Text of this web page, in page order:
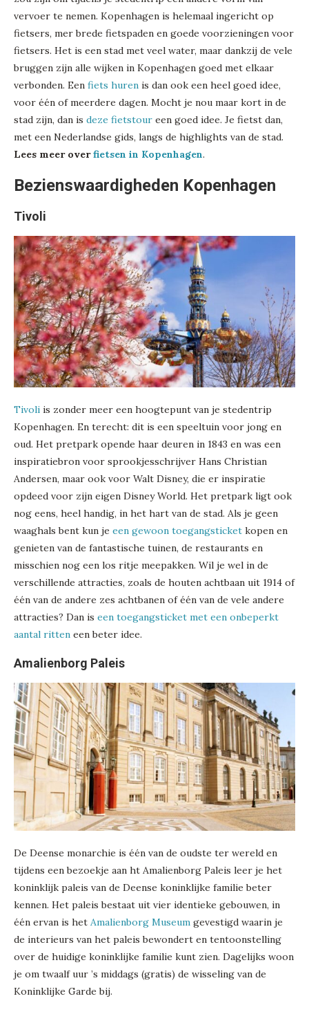
vervoer te nemen. Kopenhagen is helemaal ingericht op
fietsers, mer brede fietspaden en goede voorzieningen voor
fietsers. Het is een stad met veel water, maar dankzij de vele
bruggen zijn alle wijken in Kopenhagen goed met elkaar
verbonden. Een fiets huren is dan ook een heel goed idee,
voor één of meerdere dagen. Mocht je nou maar kort in de
stad zijn, dan is deze fietstour een goed idee. Je fietst dan,
met een Nederlandse gids, langs de highlights van de stad.
Lees meer overfietsen in Kopenhagen.
Bezienswaardigheden Kopenhagen
Tivoli
Tivoli is zonder meer een hoogtepunt van je stedentrip
Kopenhagen. En terecht: dit is een speeltuin voor jong en
oud. Het pretpark opende haar deuren in 1843 en was een
inspiratiebron voor sprookjesschrijver Hans Christian
Andersen, maar ook voor Walt Disney, die er inspiratie
opdeed voor zijn eigen Disney World. Het pretpark ligt ook
nog eens, heel handig, in het hart van de stad. Als je geen
waaghals bent kun je een gewoon toegangsticket kopen en
genieten van de fantastische tuinen, de restaurants en
misschien nog een los ritje meepakken. Wil je wel in de
verschillende attracties, zoals de houten achtbaan uit 1914 of
één van de andere zes achtbanen of één van de vele andere
attracties? Dan is een toegangsticket met een onbeperkt
aantal ritten een beter idee.
Amalienborg Paleis
De Deense monarchie is één van de oudste ter wereld en
tijdens een bezoekje aan ht Amalienborg Paleis leer je het
koninklijk paleis van de Deense koninklijke familie beter
kennen. Het paleis bestaat uit vier identieke gebouwen, in
één ervan is het Amalienborg Museum gevestigd waarin je
de interieurs van het paleis bewondert en tentoonstelling
over de huidige koninklijke familie kunt zien. Dagelijks woon
je om twaalf uur ’s middags (gratis) de wisseling van de
Koninklijke Garde bij.